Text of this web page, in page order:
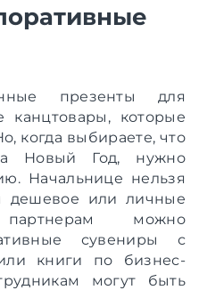
презенты для
канцтовары, которые
когда выбираете, что
Новый Год, нужно
Начальнице нельзя
дешевое или личные
можно
сувениры с
книги по бизнес-
могут быть